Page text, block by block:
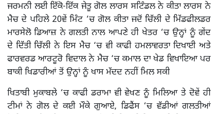
ਜਰਮਨੀ ਲਈ ਇੱਕੋ-ਇੱਕ ਜੇਤੂ ਗੋਲ ਲਾਰਸ ਸਟਿੰਡਲ ਨੇ ਕੀਤਾ ਲਾਰਸ ਨੇ
ਮੈਚ ਦੇ ਪਹਿਲੇ 20ਵੇਂ ਮਿੰਟ ‘ਚ ਗੋਲ ਕੀਤਾ ਜਦੋਂ ਚਿੱਲੀ ਦੇ ਮਿੱਡਫੀਲਡਰ
ਮਾਰਸੇਲੋ ਡਿਆਜ਼ ਨੇ ਗਲਤੀ ਨਾਲ ਆਪਣੇ ਹੀ ਖੇਤਰ ‘ਚ ਉਨ੍ਹਾਂ ਨੂੰ ਗੇਂਦ
ਦੇ ਦਿੱਤੀ ਚਿੱਲੀ ਨੇ ਇਸ ਮੈਚ ‘ਚ ਵੀ ਕਾਫੀ ਹਮਲਾਵਰਤਾ ਦਿਖਾਈ ਅਤੇ
ਫਾਰਵਰਡ ਆਰਟੂਰੋ ਵਿਦਾਲ ਨੇ ਮੈਚ ‘ਚ ਕਮਾਲ ਦਾ ਖੇਡ ਵਿਖਾਇਆ ਪਰ
ਬਾਕੀ ਖਿਡਾਰੀਆਂ ਤੋਂ ਉਨ੍ਹਾਂ ਨੂੰ ਖਾਸ ਮੱਦਦ ਨਹੀਂ ਮਿਲ ਸਕੀ
ਖਿਤਾਬੀ ਮੁਕਾਬਲੇ ‘ਚ ਕਾਫੀ ਡਰਾਮਾ ਵੀ ਵੇਖਣ ਨੂੰ ਮਿਲਿਆ ਤੇ ਦੋਵੇਂ ਹੀ
ਟੀਮਾਂ ਨੇ ਗੋਲ ਦੇ ਕਈ ਮੌਕੇ ਗੁਆਏ, ਡਿਫੈਂਸ ‘ਚ ਵੱਡੀਆਂ ਗਲਤੀਆਂ